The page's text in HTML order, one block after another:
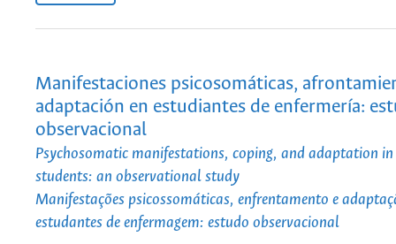
Manifestaciones psicosomáticas,
adaptación en estudiantes de enfermería:
observacional
Psychosomatic manifestations, coping, and adaptation
students: an observational study
Manifestações psicossomáticas, enfrentamento e
estudantes de enfermagem: estudo observacional